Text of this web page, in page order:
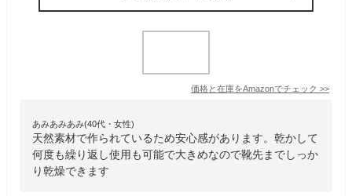
価格と在庫をAmazonでチェック >>
あみあみあみ(40代・女性)
天然素材で作られているため安心感があります。乾かして
何度も繰り返し使用も可能で大きめなので靴先までしっか
り乾燥できます